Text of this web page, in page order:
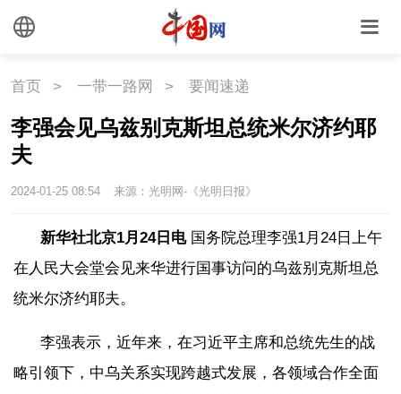
首页 > 一带一路网 > 要闻速递
李强会见乌兹别克斯坦总统米尔济约耶
夫
2024-01-25 08:54 来源：光明网-《光明日报》
新华社北京1月24日电国务院总理李强1月24日上午
在人民大会堂会见来华进行国事访问的乌兹别克斯坦总
统米尔济约耶夫。
李强表示，近年来，在习近平主席和总统先生的战
略引领下，中乌关系实现跨越式发展，各领域合作全面